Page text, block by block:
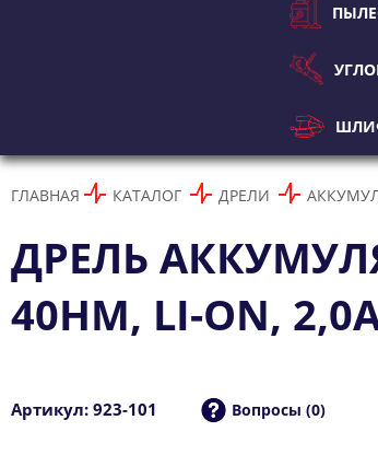
ГЛАВНАЯ КАТАЛОГ ДРЕЛИ
ДРЕЛЬ
40HM, LI-ON,
Артикул: 923-101 Вопросы (0)